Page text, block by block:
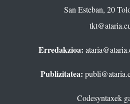
San Esteban, 20
Erredakzioa:
Publizitatea:
Codesyntaxek